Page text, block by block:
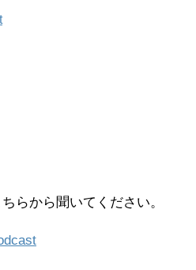
らから聞いてください。